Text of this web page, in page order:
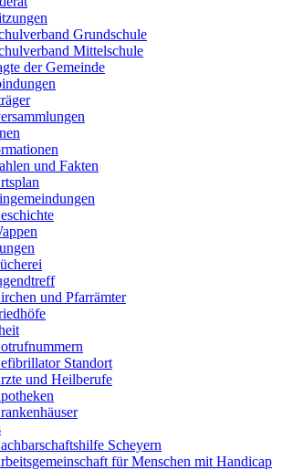
Grundschule
Mittelschule
der Gemeinde
und Fakten
und Pfarrämter
Standort
und Heilberufe
Scheyern
für Menschen mit Handicap